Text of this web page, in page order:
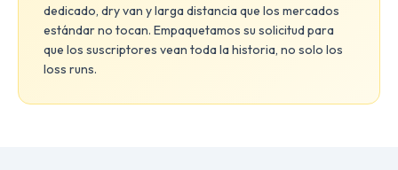
dedicado, dry van y larga distancia que los mercados
estándar no tocan. Empaquetamos su solicitud para
que los suscriptores vean toda la historia, no solo los
loss runs.